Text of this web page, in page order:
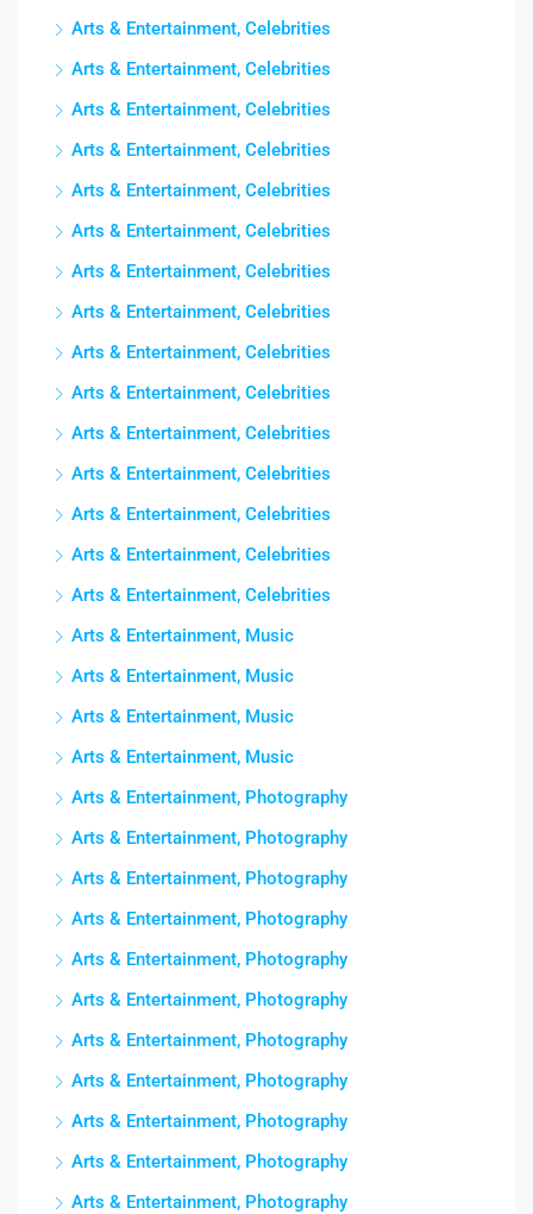
Arts & Entertainment, Celebrities
Arts & Entertainment, Celebrities
Arts & Entertainment, Celebrities
Arts & Entertainment, Celebrities
Arts & Entertainment, Celebrities
Arts & Entertainment, Celebrities
Arts & Entertainment, Celebrities
Arts & Entertainment, Celebrities
Arts & Entertainment, Celebrities
Arts & Entertainment, Celebrities
Arts & Entertainment, Celebrities
Arts & Entertainment, Celebrities
Arts & Entertainment, Celebrities
Arts & Entertainment, Celebrities
Arts & Entertainment, Celebrities
Arts & Entertainment, Music
Arts & Entertainment, Music
Arts & Entertainment, Music
Arts & Entertainment, Music
Arts & Entertainment, Photography
Arts & Entertainment, Photography
Arts & Entertainment, Photography
Arts & Entertainment, Photography
Arts & Entertainment, Photography
Arts & Entertainment, Photography
Arts & Entertainment, Photography
Arts & Entertainment, Photography
Arts & Entertainment, Photography
Arts & Entertainment, Photography
Arts & Entertainment, Photography